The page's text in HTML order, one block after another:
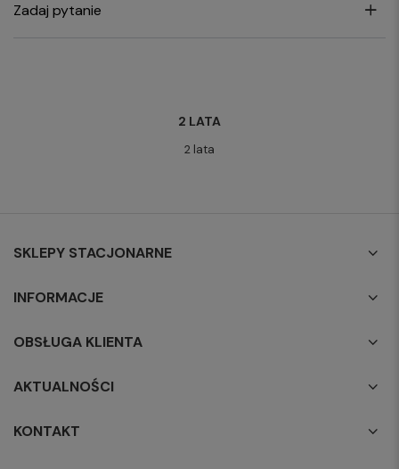
Zadaj pytanie
2 LATA
2 lata
SKLEPY STACJONARNE
INFORMACJE
OBSŁUGA KLIENTA
AKTUALNOŚCI
KONTAKT